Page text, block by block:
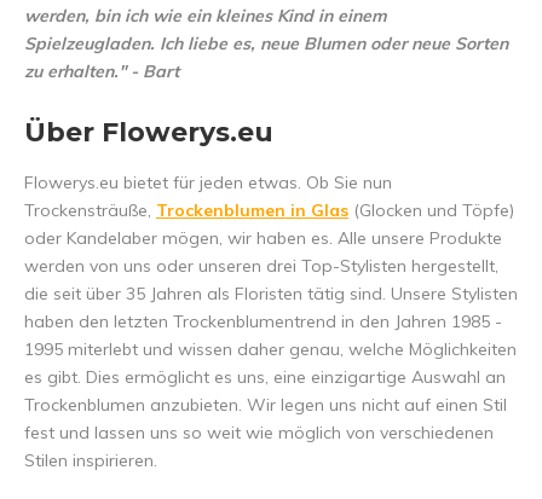
werden, bin ich wie ein kleines Kind in einem
Spielzeugladen. Ich liebe es, neue Blumen oder neue Sorten
zu erhalten." - Bart
Über Flowerys.eu
Flowerys.eu bietet für jeden etwas. Ob Sie nun
Trockensträuße, Trockenblumen in Glas (Glocken und Töpfe)
oder Kandelaber mögen, wir haben es. Alle unsere Produkte
werden von uns oder unseren drei Top-Stylisten hergestellt,
die seit über 35 Jahren als Floristen tätig sind. Unsere Stylisten
haben den letzten Trockenblumentrend in den Jahren 1985 -
1995 miterlebt und wissen daher genau, welche Möglichkeiten
es gibt. Dies ermöglicht es uns, eine einzigartige Auswahl an
Trockenblumen anzubieten. Wir legen uns nicht auf einen Stil
fest und lassen uns so weit wie möglich von verschiedenen
Stilen inspirieren.